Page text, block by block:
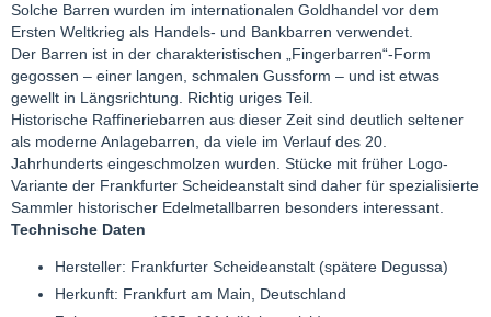
Solche Barren wurden im internationalen Goldhandel vor dem
Ersten Weltkrieg als Handels- und Bankbarren verwendet.
Der Barren ist in der charakteristischen „Fingerbarren“-Form
gegossen – einer langen, schmalen Gussform – und ist etwas
gewellt in Längsrichtung. Richtig uriges Teil.
Historische Raffineriebarren aus dieser Zeit sind deutlich seltener
als moderne Anlagebarren, da viele im Verlauf des 20.
Jahrhunderts eingeschmolzen wurden. Stücke mit früher Logo-
Variante der Frankfurter Scheideanstalt sind daher für spezialisierte
Sammler historischer Edelmetallbarren besonders interessant.
Technische Daten
Hersteller: Frankfurter Scheideanstalt (spätere Degussa)
Herkunft: Frankfurt am Main, Deutschland